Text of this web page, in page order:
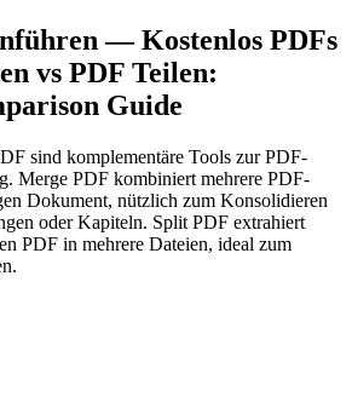
— Kostenlos PDFs
vs PDF Teilen:
Guide
sind komplementäre Tools zur PDF-
Merge PDF kombiniert mehrere PDF-
Dokument, nützlich zum Konsolidieren
oder Kapiteln. Split PDF extrahiert
PDF in mehrere Dateien, ideal zum